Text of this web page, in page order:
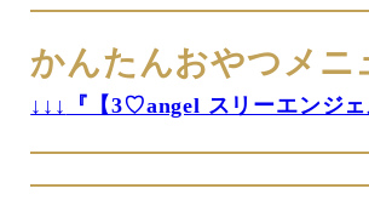
かんたんおやつメニ
↓↓↓ 『【3♡angel スリーエンジェ